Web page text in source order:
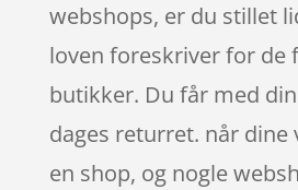
webshops, er du stillet
loven foreskriver for de
butikker. Du får med
dages returret. når dine
en shop, og nogle